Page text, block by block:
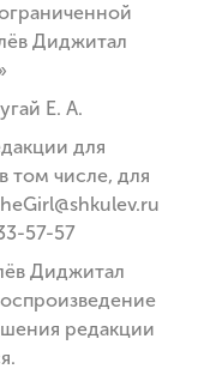
Диджитал
Е. А.
для
том числе, для
57-57
Диджитал
редакции